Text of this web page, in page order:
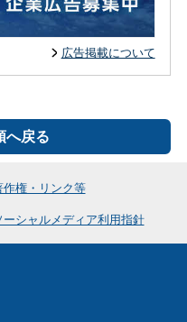
広告掲載について
へ戻る
作権・リンク等
ーシャルメディア利用指針